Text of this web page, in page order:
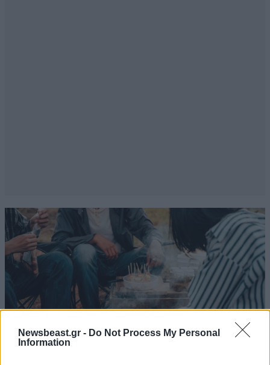
Newsbeast.gr - Do Not Process My Personal
Information